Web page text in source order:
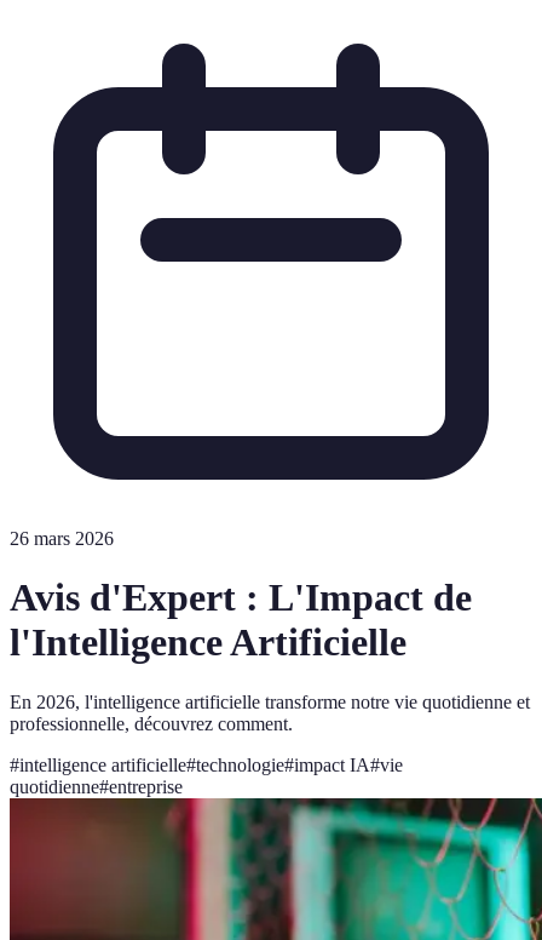
26 mars 2026
Avis d'Expert : L'Impact de
l'Intelligence Artificielle
En 2026, l'intelligence artificielle transforme notre vie quotidienne et
professionnelle, découvrez comment.
#intelligence artificielle#technologie#impact IA#vie
quotidienne#entreprise